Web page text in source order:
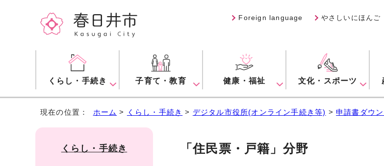
Foreign language やさしいにほんご
くらし・手続き 子育て・教育 健康・福祉 文化・スポーツ
現在の位置： ホーム > くらし・手続き > デジタル市役所(オンライン手続き等) > 申請書ダウ
「住民票・戸籍」分野
くらし・手続き